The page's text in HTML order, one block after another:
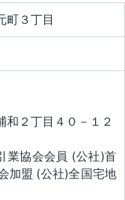
町３丁目
和２丁目４０－１２
業協会会員 (公社)首
加盟 (公社)全国宅地